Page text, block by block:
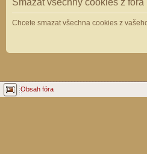
Smazat všechny cookies z fóra
Chcete smazat všechna cookies z
Obsah fóra